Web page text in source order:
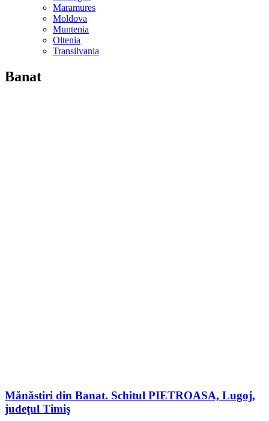
Maramures
Moldova
Muntenia
Oltenia
Transilvania
Banat
Mănăstiri din Banat. Schitul PIETROASA, Lugoj,
judeţul Timiş